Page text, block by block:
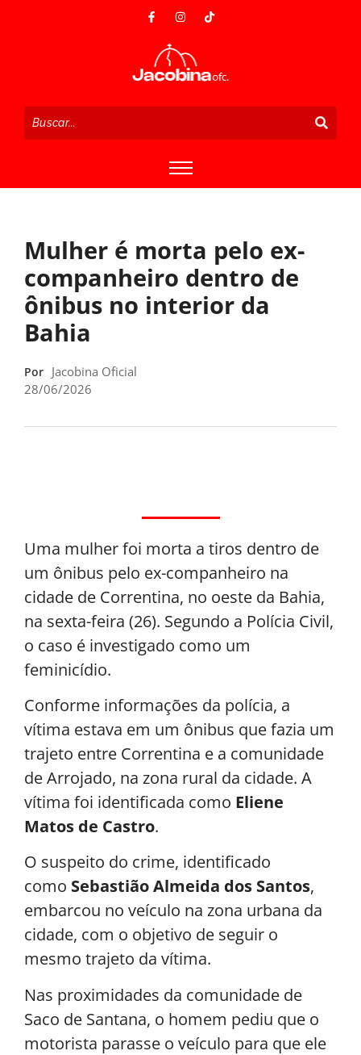
Mulher é morta pelo ex-
companheiro dentro de
ônibus no interior da
Bahia
Por Jacobina Oficial
28/06/2026
Uma mulher foi morta a tiros dentro de
um ônibus pelo ex-companheiro na
cidade de Correntina, no oeste da Bahia,
na sexta-feira (26). Segundo a Polícia Civil,
o caso é investigado como um
feminicídio.
Conforme informações da polícia, a
vítima estava em um ônibus que fazia um
trajeto entre Correntina e a comunidade
de Arrojado, na zona rural da cidade. A
vítima foi identificada como Eliene
Matos de Castro.
O suspeito do crime, identificado
como Sebastião Almeida dos Santos,
embarcou no veículo na zona urbana da
cidade, com o objetivo de seguir o
mesmo trajeto da vítima.
Nas proximidades da comunidade de
Saco de Santana, o homem pediu que o
motorista parasse o veículo para que ele